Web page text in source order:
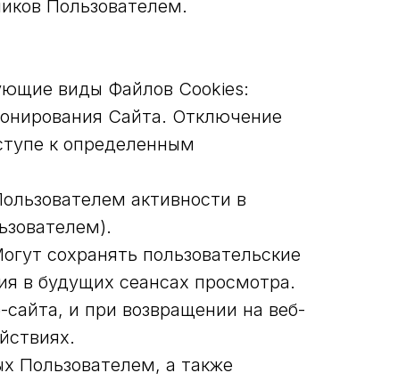
Пользователем.
виды Файлов Cookies:
Сайта. Отключение
к определенным
активности в
сохранять пользовательские
в будущих сеансах просмотра.
сайта, и при возвращении на веб-
Пользователем, а также